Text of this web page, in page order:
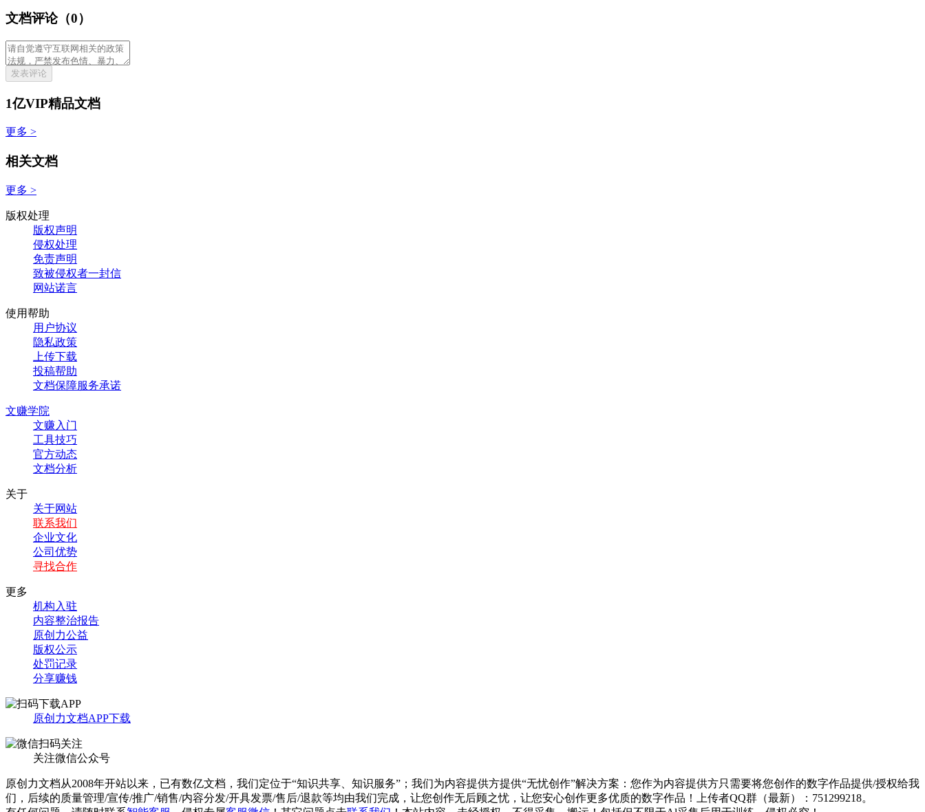
文档评论（0）
发表评论
1亿VIP精品文档
更多 >
相关文档
更多 >
版权处理
版权声明
侵权处理
免责声明
致被侵权者一封信
网站诺言
使用帮助
用户协议
隐私政策
上传下载
投稿帮助
文档保障服务承诺
文赚学院
文赚入门
工具技巧
官方动态
文档分析
关于
关于网站
联系我们
企业文化
公司优势
寻找合作
更多
机构入驻
内容整治报告
原创力公益
版权公示
处罚记录
分享赚钱
原创力文档APP下载
关注微信公众号
原创力文档从2008年开站以来，已有数亿文档，我们定位于“知识共享、知识服务”；我们为内容提供方提供“无忧创作”解决方案：您作为内容提供方只需要将您创作的数字作品提供/授权给我
们，后续的质量管理/宣传/推广/销售/内容分发/开具发票/售后/退款等均由我们完成，让您创作无后顾之忧，让您安心创作更多优质的数字作品！上传者QQ群（最新）：751299218。